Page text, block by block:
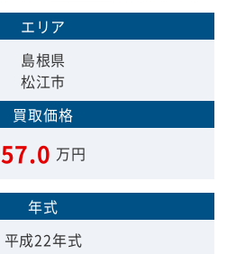
エリア
島根県
松江市
買取価格
57.0 万円
年式
平成22年式